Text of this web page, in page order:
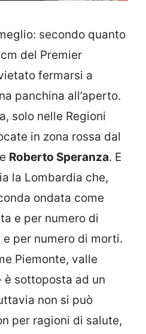
secondo quanto
del Premier
fermarsi a
panchina all’aperto.
solo nelle Regioni
in zona rossa dal
Roberto Speranza. E
la Lombardia che,
ondata come
e per numero di
per numero di morti.
Piemonte, valle
è sottoposta ad un
non si può
per ragioni di salute,